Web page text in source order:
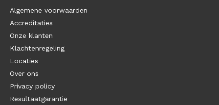
Algemene voorwaarden
Accreditaties
Onze klanten
Klachtenregeling
Locaties
Over ons
Privacy policy
Resultaatgarantie